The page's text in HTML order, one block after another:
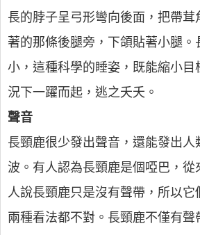
長的脖子呈弓形彎向後面，把帶茸
著的那條後腿旁，下頜貼著小腿。
小，這種科學的睡姿，既能縮小目
況下一躍而起，逃之夭夭。
聲音
長頸鹿很少發出聲音，還能發出人
波。有人認為長頸鹿是個啞巴，從
人說長頸鹿只是沒有聲帶，所以它
兩種看法都不對。長頸鹿不僅有聲